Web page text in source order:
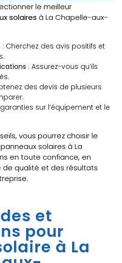
le meilleur
solaires à La Chapelle-aux-
: Cherchez des avis positifs et
: Assurez-vous qu’ils
des devis de plusieurs
garanties sur l’équipement et le
vous pourrez choisir le
solaires à La
en toute confiance, en
de qualité et des résultats
et
pour
à La